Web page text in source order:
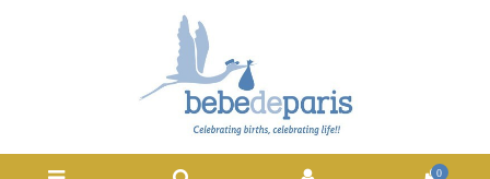
0